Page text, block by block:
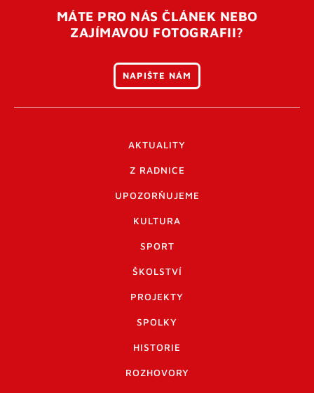
MÁTE PRO NÁS ČLÁNEK NEBO
ZAJÍMAVOU FOTOGRAFII?
NAPIŠTE NÁM
AKTUALITY
Z RADNICE
UPOZORŇUJEME
KULTURA
SPORT
ŠKOLSTVÍ
PROJEKTY
SPOLKY
HISTORIE
ROZHOVORY